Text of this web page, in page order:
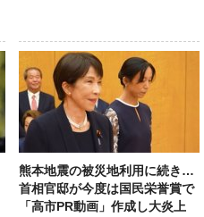
熊本地震の被災地利用に続き…
首相官邸が今度は国民栄誉賞で
「高市PR動画」作成し大炎上